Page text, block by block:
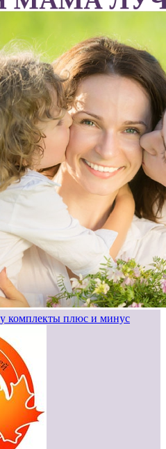
комплекты плюс и минус